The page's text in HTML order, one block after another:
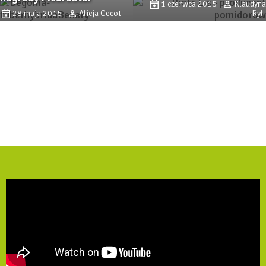
28 maja 2015 Alicja Cecot
1 czerwca 2015
Klaudyna
Ryl